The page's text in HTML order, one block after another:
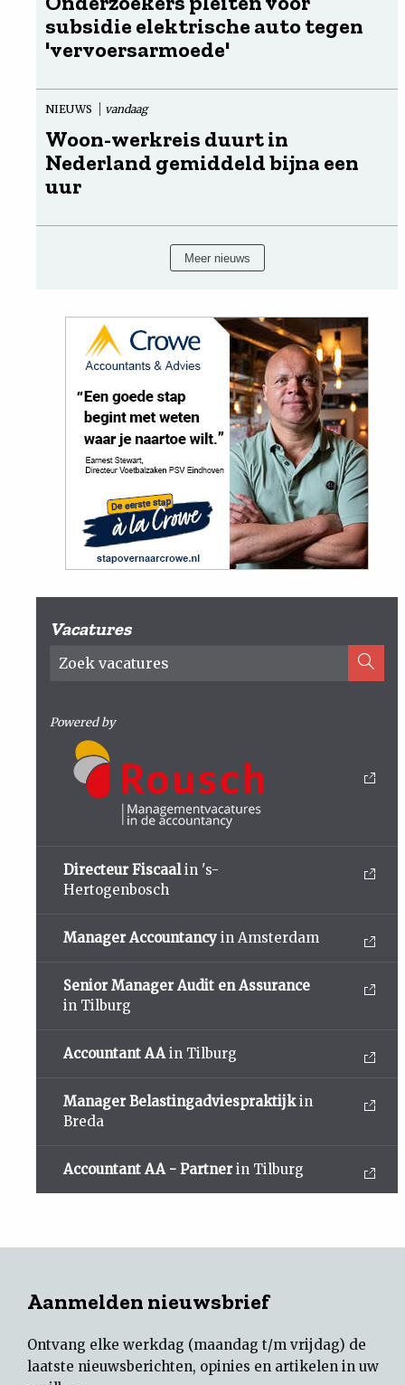
subsidie elektrische auto tegen
'vervoersarmoede'
NIEUWS vandaag
Woon-werkreis duurt in
Nederland gemiddeld bijna een
uur
Meer nieuws
Vacatures
Powered by
Directeur Fiscaalin 's-
Hertogenbosch
Manager Accountancy in Amsterdam
Senior Manager Audit en Assurance
in Tilburg
Accountant AA in Tilburg
Manager Belastingadviespraktijkin
Breda
Accountant AA - Partner in Tilburg
Aanmelden nieuwsbrief
Ontvang elke werkdag (maandag t/m vrijdag) de
laatste nieuwsberichten, opinies en artikelen in uw